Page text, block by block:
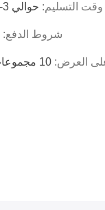
وقت التسليم: حوالي 3-4 أسابيع
شروط الدفع:
العرض: 10 مجموعات / شهر